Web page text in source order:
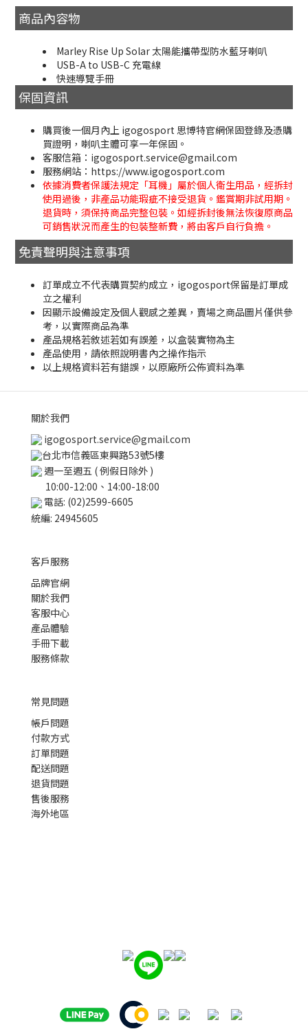
商品內容物
Marley Rise Up Solar 太陽能攜帶型防水藍牙喇叭
USB-A to USB-C 充電線
快速導覽手冊
保固資訊
購買後一個月內上 igogosport 思博特官網保固登錄及憑購
買證明，喇叭主體可享一年保固。
客服信箱：igogosport.service@gmail.com
服務網站：https://www.igogosport.com
依據消費者保護法規定「耳機」屬於個人衛生用品，經拆封
使用過後，非產品功能瑕疵不接受退貨。鑑賞期非試用期。
退貨時，須保持商品完整包裝。如經拆封後無法恢復原商品
可銷售狀況而產生的包裝整新費，將由客戶自行負擔。
免責聲明與注意事項
訂單成立不代表購買契約成立，igogosport保留是訂單成
立之權利
因顯示設備設定及個人觀感之差異，賣場之商品圖片僅供參
考，以實際商品為準
產品規格若敘述若如有誤差，以盒裝實物為主
產品使用，請依照說明書內之操作指示
以上規格資料若有錯誤，以原廠所公佈資料為準
關於我們
igogosport.service@gmail.com
台北市信義區東興路53號5樓
週一至週五 ( 例假日除外 )
10:00-12:00、14:00-18:00
電話: (02)2599-6605
統編: 24945605
客戶服務
品牌官網
關於我們
客服中心
產品體驗
手冊下載
服務條款
常見問題
帳戶問題
付款方式
訂單問題
配送問題
退貨問題
售後服務
海外地區